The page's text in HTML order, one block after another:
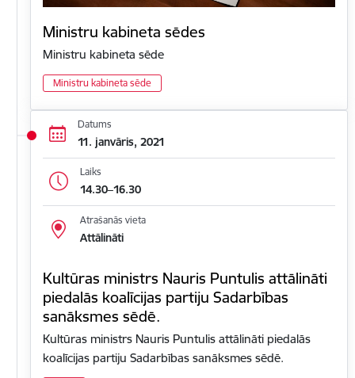
Ministru kabineta sēdes
Ministru kabineta sēde
Ministru kabineta sēde
Datums
11. janvāris, 2021
Laiks
14.30–16.30
Atrašanās vieta
Attālināti
Kultūras ministrs Nauris Puntulis attālināti
piedalās koalīcijas partiju Sadarbības
sanāksmes sēdē.
Kultūras ministrs Nauris Puntulis attālināti piedalās
koalīcijas partiju Sadarbības sanāksmes sēdē.